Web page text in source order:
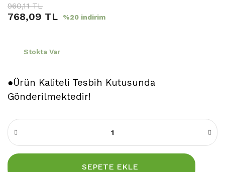
960,11 TL
768,09 TL %20 indirim
Stokta Var
●Ürün Kaliteli Tesbih Kutusunda
Gönderilmektedir!
SEPETE EKLE